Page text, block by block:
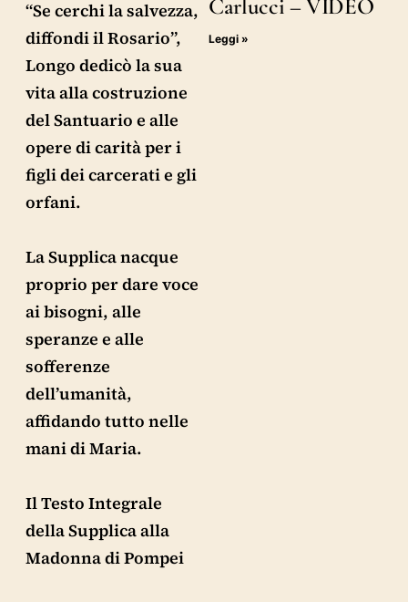
“Se cerchi la salvezza,
diffondi il Rosario”,
Longo dedicò la sua
vita alla costruzione
del Santuario e alle
opere di carità per i
figli dei carcerati e gli
orfani.
La Supplica nacque
proprio per dare voce
ai bisogni, alle
speranze e alle
sofferenze
dell’umanità,
affidando tutto nelle
mani di Maria.
Il Testo Integrale
della Supplica alla
Madonna di Pompei
Carlucci – VIDEO
Leggi »